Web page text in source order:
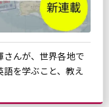
さんが、世界各地で
を学ぶこと、教え